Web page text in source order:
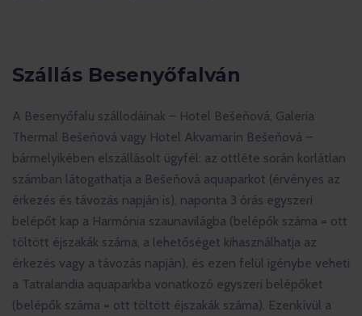
Szállás Besenyőfalván
A Besenyőfalu szállodáinak – Hotel Bešeňová, Galeria
Thermal Bešeňová vagy Hotel Akvamarín Bešeňová –
bármelyikében elszállásolt ügyfél: az ottléte során korlátlan
számban látogathatja a Bešeňová aquaparkot (érvényes az
érkezés és távozás napján is), naponta 3 órás egyszeri
belépőt kap a Harmónia szaunavilágba (belépők száma = ott
töltött éjszakák száma, a lehetőséget kihasználhatja az
érkezés vagy a távozás napján), és ezen felül igénybe veheti
a Tatralandia aquaparkba vonatkozó egyszeri belépőket
(belépők száma = ott töltött éjszakák száma). Ezenkívül a